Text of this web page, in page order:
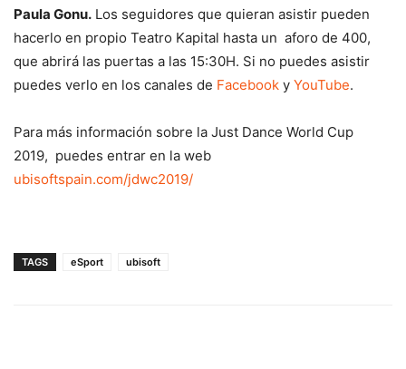
Paula Gonu. Los seguidores que quieran asistir pueden
hacerlo en propio Teatro Kapital hasta un aforo de 400,
que abrirá las puertas a las 15:30H. Si no puedes asistir
puedes verlo en los canales de Facebook y YouTube.
Para más información sobre la Just Dance World Cup
2019, puedes entrar en la web
ubisoftspain.com/jdwc2019/
TAGS eSport ubisoft